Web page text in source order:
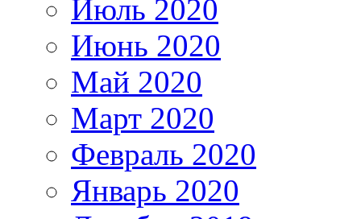
Июль 2020
Июнь 2020
Май 2020
Март 2020
Февраль 2020
Январь 2020